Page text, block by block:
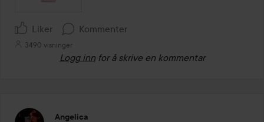
Liker Kommenter
3490 visninger
Logg inn for å skrive en kommentar
Angelica